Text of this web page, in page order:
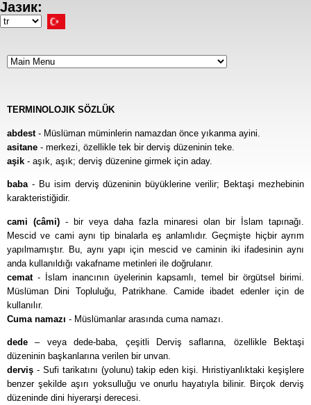
Ana
içeriğe
Јазик:
Select
TERMINOLOJIK SÖZLÜK
abdest - Müslüman müminlerin namazdan önce yıkanma ayini.
asitane - merkezi, özellikle tek bir derviş düzeninin teke.
aşik - aşık, aşık; derviş düzenine girmek için aday.
baba - Bu isim derviş düzeninin büyüklerine verilir; Bektaşi mezhebinin
karakteristiğidir.
cami (câmi) - bir veya daha fazla minaresi olan bir İslam tapınağı.
Mescid ve cami aynı tip binalarla eş anlamlıdır. Geçmişte hiçbir ayrım
yapılmamıştır. Bu, aynı yapı için mescid ve caminin iki ifadesinin aynı
anda kullanıldığı vakafname metinleri ile doğrulanır.
cemat- İslam inancının üyelerinin kapsamlı, temel bir örgütsel birimi.
Müslüman Dini Topluluğu, Patrikhane. Camide ibadet edenler için de
kullanılır.
Cuma namazı - Müslümanlar arasında cuma namazı.
dede– veya dede-baba, çeşitli Derviş saflarına, özellikle Bektaşi
düzeninin başkanlarına verilen bir unvan.
derviş - Sufi tarikatını (yolunu) takip eden kişi. Hıristiyanlıktaki keşişlere
benzer şekilde aşırı yoksulluğu ve onurlu hayatıyla bilinir. Birçok derviş
düzeninde dini hiyerarşi derecesi.